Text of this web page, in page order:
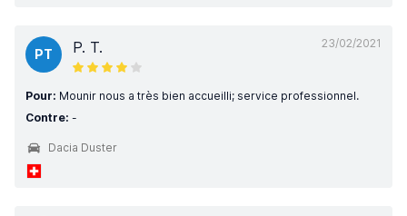
23/02/2021
PT P. T.
Pour: Mounir nous a très bien accueilli; service professionnel.
Contre: -
Dacia Duster